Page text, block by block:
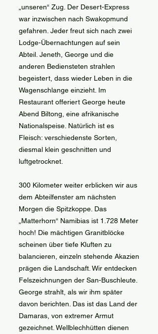
„unseren“ Zug. Der Desert-Express
war inzwischen nach Swakopmund
gefahren. Jeder freut sich nach zwei
Lodge-Übernachtungen auf sein
Abteil. Jeneth, George und die
anderen Bediensteten strahlen
begeistert, dass wieder Leben in die
Wagenschlange einzieht. Im
Restaurant offeriert George heute
Abend Biltong, eine afrikanische
Nationalspeise. Natürlich ist es
Fleisch: verschiedenste Sorten,
diesmal klein geschnitten und
luftgetrocknet.
300 Kilometer weiter erblicken wir aus
dem Abteilfenster am nächsten
Morgen die Spitzkoppe. Das
„Matterhorn“ Namibias ist 1.728 Meter
hoch! Die mächtigen Granitblöcke
scheinen über tiefe Kluften zu
balancieren, einzeln stehende Akazien
prägen die Landschaft. Wir entdecken
Felszeichnungen der San-Buschleute.
George strahlt, als wir ihm später
davon berichten. Das ist das Land der
Damaras, von extremer Armut
gezeichnet. Wellblechhütten dienen